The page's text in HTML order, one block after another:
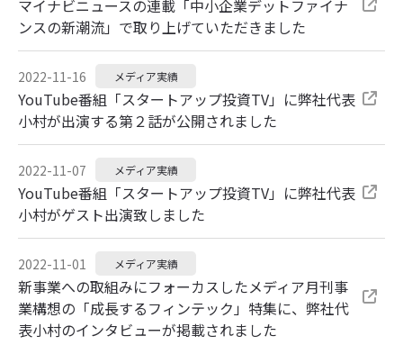
マイナビニュースの連載「中小企業デットファイナ
ンスの新潮流」で取り上げていただきました
2022-11-16 メディア実績
YouTube番組「スタートアップ投資TV」に弊社代表
小村が出演する第２話が公開されました
2022-11-07 メディア実績
YouTube番組「スタートアップ投資TV」に弊社代表
小村がゲスト出演致しました
2022-11-01 メディア実績
新事業への取組みにフォーカスしたメディア月刊事
業構想の「成長するフィンテック」特集に、弊社代
表小村のインタビューが掲載されました